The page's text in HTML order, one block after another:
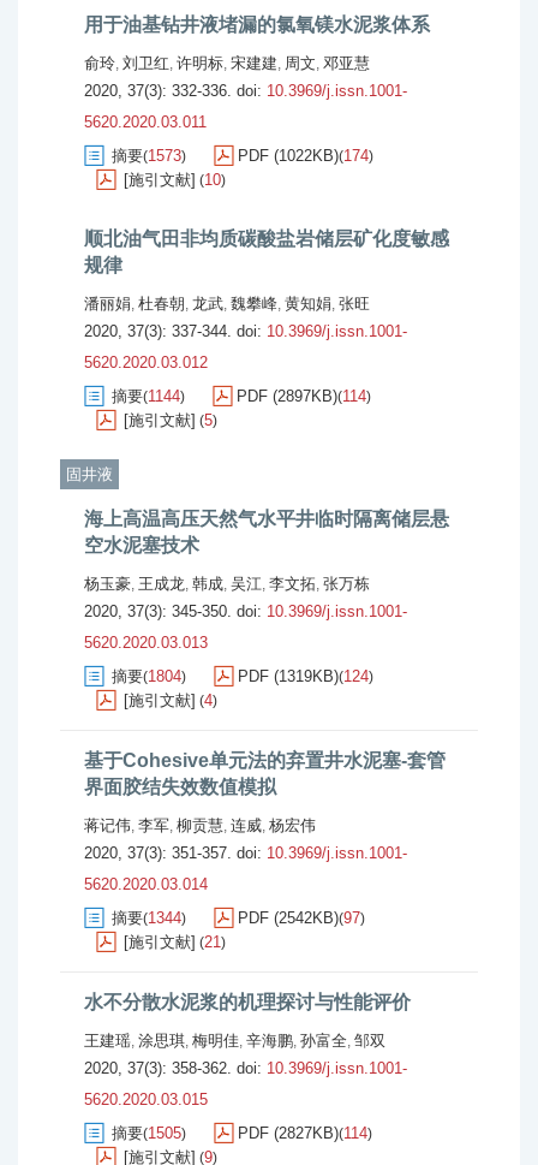
用于油基钻井液堵漏的氯氧镁水泥浆体系
俞玲, 刘卫红, 许明标, 宋建建, 周文, 邓亚慧
2020, 37(3): 332-336. doi: 10.3969/j.issn.1001-
5620.2020.03.011
摘要(1573) PDF (1022KB)(174)
[施引文献] (10)
顺北油气田非均质碳酸盐岩储层矿化度敏感
规律
潘丽娟, 杜春朝, 龙武, 魏攀峰, 黄知娟, 张旺
2020, 37(3): 337-344. doi: 10.3969/j.issn.1001-
5620.2020.03.012
摘要(1144) PDF (2897KB)(114)
[施引文献] (5)
固井液
海上高温高压天然气水平井临时隔离储层悬
空水泥塞技术
杨玉豪, 王成龙, 韩成, 吴江, 李文拓, 张万栋
2020, 37(3): 345-350. doi: 10.3969/j.issn.1001-
5620.2020.03.013
摘要(1804) PDF (1319KB)(124)
[施引文献] (4)
基于Cohesive单元法的弃置井水泥塞-套管
界面胶结失效数值模拟
蒋记伟, 李军, 柳贡慧, 连威, 杨宏伟
2020, 37(3): 351-357. doi: 10.3969/j.issn.1001-
5620.2020.03.014
摘要(1344) PDF (2542KB)(97)
[施引文献] (21)
水不分散水泥浆的机理探讨与性能评价
王建瑶, 涂思琪, 梅明佳, 辛海鹏, 孙富全, 邹双
2020, 37(3): 358-362. doi: 10.3969/j.issn.1001-
5620.2020.03.015
摘要(1505) PDF (2827KB)(114)
[施引文献] (9)